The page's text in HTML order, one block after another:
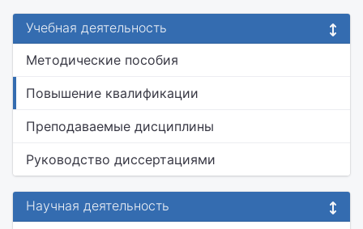
Учебная деятельность
Методические пособия
Повышение квалификации
Преподаваемые дисциплины
Руководство диссертациями
Научная деятельность